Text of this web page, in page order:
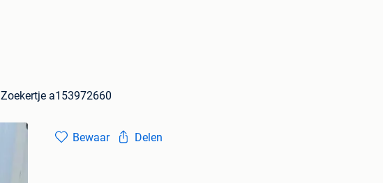
Zoekertje a153972660
Bewaar Delen